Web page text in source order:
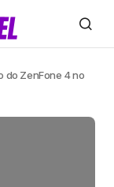
do ZenFone 4 no